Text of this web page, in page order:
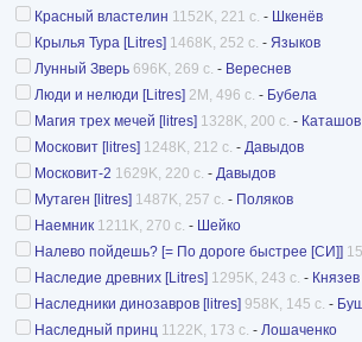
Красный властелин 1152K, 221 с. - Шкенёв
Крылья Тура [Litres] 1468K, 252 с. - Языков
Лунный Зверь 696K, 269 с. - Вереснев
Люди и нелюди [Litres] 2M, 496 с. - Бубела
Магия трех мечей [litres] 1328K, 200 с. - Каташов
Московит [litres] 1248K, 212 с. - Давыдов
Московит-2 1629K, 220 с. - Давыдов
Мутаген [litres] 1487K, 257 с. - Поляков
Наемник 1211K, 270 с. - Шейко
Налево пойдешь? [= По дороге быстрее [СИ]]
Наследие древних [Litres] 1295K, 243 с. - Князев
Наследники динозавров [litres] 958K, 145 с. -
Наследный принц 1122K, 173 с. - Лошаченко